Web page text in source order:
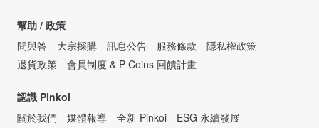
幫助 / 政策
問與答
大宗採購 訊息公告 服務條款
隱私權政策
退貨政策
會員制度 & P Coins 回饋計畫
認識 Pinkoi
關於我們
媒體報導 全新 Pinkoi
ESG 永續發展